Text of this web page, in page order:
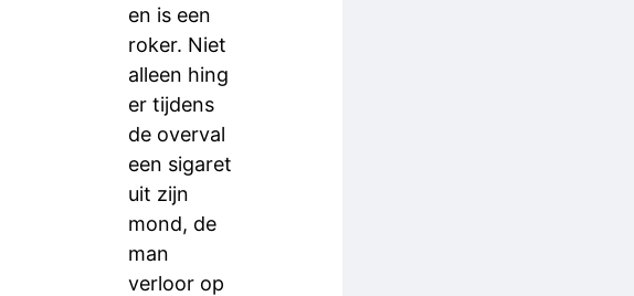
en is een
roker. Niet
alleen hing
er tijdens
de overval
een sigaret
uit zijn
mond, de
man
verloor op